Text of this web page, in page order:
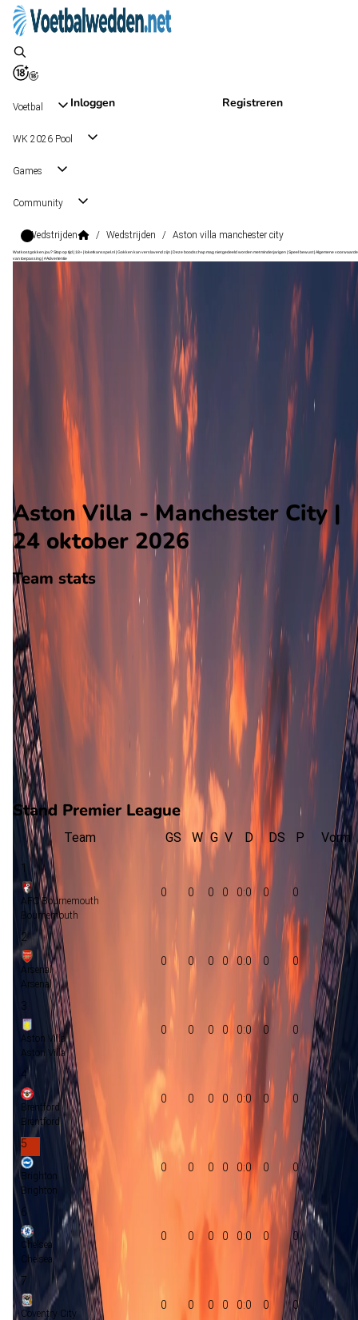
Inloggen Registreren
Voetbal
WK 2026 Pool
Games
Community
Wedstrijden / Wedstrijden / Aston villa manchester city
Wat kost gokken jou? Stop op tijd | 18+ | loketkansspel.nl | Gokken kan verslavend zijn | Deze boodschap mag niet gedeeld worden met minderjarigen | Speel bewust | Algemene
van toepassing | #Advertentie
Premier League
Alle wedstrijden
Voorbeschouwing
Aston Villa - Manchester City |
24 oktober 2026
Team stats
Aston Villa
Aston Villa
-
Manchester City
Manchester City
0aantal goals
0gewonnen
0verloren
vorm
Stand Premier League
Team GS W G V D DS P Vorm
1
AFC Bournemouth
Bournemouth
0 0 0 0 0:0 0 0
2
Arsenal
Arsenal
0 0 0 0 0:0 0 0
3
Aston Villa
Aston Villa
0 0 0 0 0:0 0 0
4
Brentford
Brentford
0 0 0 0 0:0 0 0
5
Brighton
Brighton
0 0 0 0 0:0 0 0
6
Chelsea
Chelsea
0 0 0 0 0:0 0 0
7
Coventry City
0 0 0 0 0:0 0 0